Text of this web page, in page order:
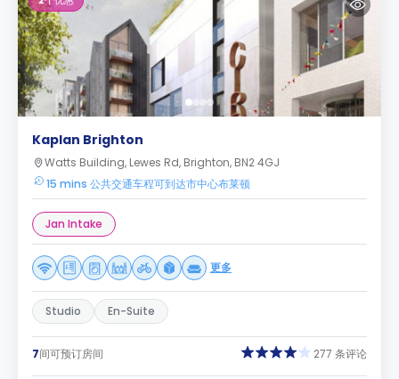
Kaplan Brighton
Watts Building, Lewes Rd, Brighton, BN2 4GJ
15 mins 公共交通车程可到达市中心布莱顿
Jan Intake
更多
Studio En-Suite
7间可预订房间 277 条评论